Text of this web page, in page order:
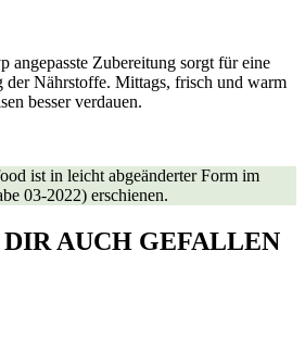
angepasste Zubereitung sorgt für eine
der Nährstoffe. Mittags, frisch und warm
besser verdauen.
ist in leicht abgeänderter Form im
03-2022) erschienen.
AUCH GEFALLEN